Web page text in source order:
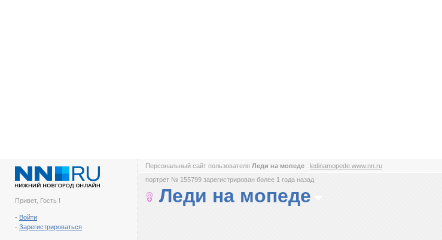
Привет, Гость !
- Войти
- Зарегистрироваться
Персональный сайт пользователя Леди на мопеде : ledinamopede.www.nn.ru
портрет № 155799 зарегистрирован более 1 года назад
Леди на мопеде